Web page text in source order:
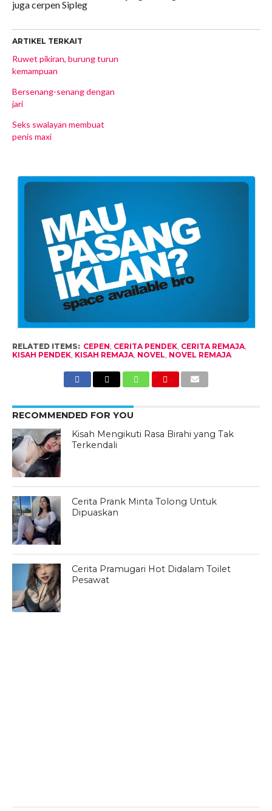
juga cerpen Sipleg
ARTIKEL TERKAIT
Ruwet pikiran, burung turun
kemampuan
Bersenang-senang dengan
jari
Seks swalayan membuat
penis maxi
RELATED ITEMS: CEPEN CERITA PENDEK, CERITA REMAJA,
KISAH PENDEK, KISAH REMAJA, NOVEL NOVEL REMAJA
RECOMMENDED FOR YOU
Kisah Mengikuti Rasa Birahi yang Tak
Terkendali
Cerita Prank Minta Tolong Untuk
Dipuaskan
Cerita Pramugari Hot Didalam Toilet
Pesawat